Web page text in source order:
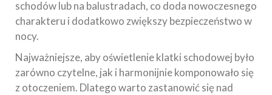
schodów lub na balustradach, co doda nowoczesnego
charakteru i dodatkowo zwiększy bezpieczeństwo w
nocy.
Najważniejsze, aby oświetlenie klatki schodowej było
zarówno czytelne, jak i harmonijnie komponowało się
z otoczeniem. Dlatego warto zastanowić się nad